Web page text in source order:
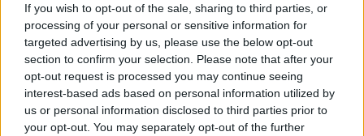
If you wish to opt-out of the sale, sharing to third parties, or
processing of your personal or sensitive information for
targeted advertising by us, please use the below opt-out
section to confirm your selection. Please note that after your
opt-out request is processed you may continue seeing
interest-based ads based on personal information utilized by
us or personal information disclosed to third parties prior to
your opt-out. You may separately opt-out of the further
gekregen. Probleem werd echter erger en verspreidde
zich verder naar de tong, wangen, en zelfs
keelamandelen. Effectiviteit bleef dus weg. Door de pijn
is eten onmogelijk en drinken, slikken en praten erg
pijnlijk geworden. Alle vloeistoffen die geen lauw warm
zout water zijn steken de tong, waardoor ik na iedere
twee sl[lees meer...]